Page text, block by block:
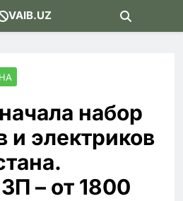
VAIB.UZ
набор
и электриков
– от 1800